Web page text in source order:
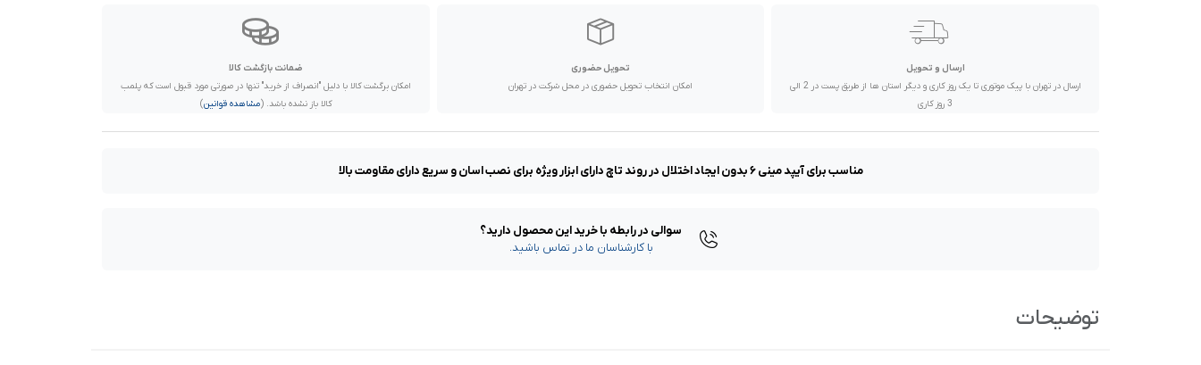
ارسال و تحویل
ارسال در تهران با پیک موتوری تا یک روز کاری و دیگر استان ها از طریق پست در 2 الی
3 روز کاری
تحویل حضوری
امکان انتخاب تحویل حضوری در محل شرکت در تهران
ضمانت بازگشت کالا
امکان برگشت کالا با دلیل "انصراف از خرید" تنها در صورتی مورد قبول است که پلمب
کالا باز نشده باشد. (مشاهده قوانین)
مناسب برای آیپد مینی ۶ بدون ایجاد اختلال در روند تاچ دارای ابزار ویژه برای نصب اسان و سریع دارای مقاومت بالا
سوالی در رابطه با خرید این محصول دارید؟
با کارشناسان ما در تماس باشید.
توضیحات